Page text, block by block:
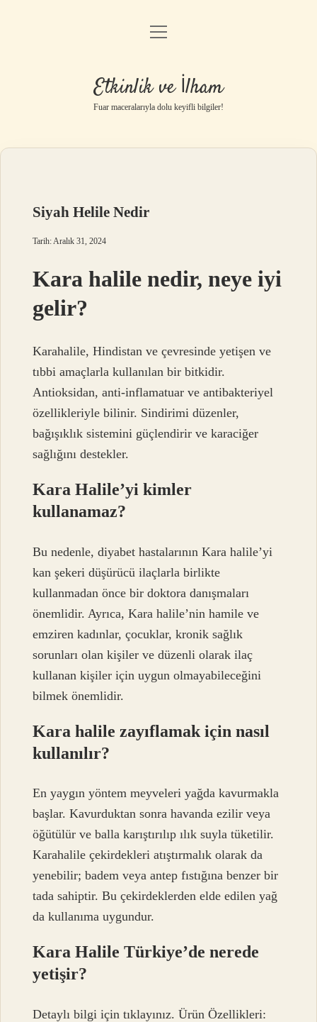
Anasayfa
Gizlilik Politikası
Yasal Uyarı
menüyü
Etkinlik ve İlham
Fuar maceralarıyla dolu keyifli bilgiler!
Siyah Helile Nedir
Tarih: Aralık 31, 2024
Kara halile nedir, neye iyi
gelir?
Karahalile, Hindistan ve çevresinde yetişen ve
tıbbi amaçlarla kullanılan bir bitkidir.
Antioksidan, anti-inflamatuar ve antibakteriyel
özellikleriyle bilinir. Sindirimi düzenler,
bağışıklık sistemini güçlendirir ve karaciğer
sağlığını destekler.
Kara Halile’yi kimler
kullanamaz?
Bu nedenle, diyabet hastalarının Kara halile’yi
kan şekeri düşürücü ilaçlarla birlikte
kullanmadan önce bir doktora danışmaları
önemlidir. Ayrıca, Kara halile’nin hamile ve
emziren kadınlar, çocuklar, kronik sağlık
sorunları olan kişiler ve düzenli olarak ilaç
kullanan kişiler için uygun olmayabileceğini
bilmek önemlidir.
Kara halile zayıflamak için nasıl
kullanılır?
En yaygın yöntem meyveleri yağda kavurmakla
başlar. Kavurduktan sonra havanda ezilir veya
öğütülür ve balla karıştırılıp ılık suyla tüketilir.
Karahalile çekirdekleri atıştırmalık olarak da
yenebilir; badem veya antep fıstığına benzer bir
tada sahiptir. Bu çekirdeklerden elde edilen yağ
da kullanıma uygundur.
Kara Halile Türkiye’de nerede
yetişir?
Detaylı bilgi için tıklayınız. Ürün Özellikleri: